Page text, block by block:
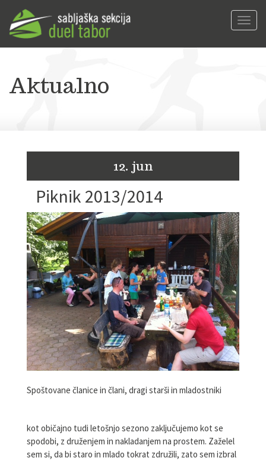
Aktualno
12. jun
Piknik 2013/2014
Spoštovane članice in člani, dragi starši in mladostniki
kot običajno tudi letošnjo sezono zaključujemo kot se
spodobi, z druženjem in nakladanjem na prostem. Zaželel
sem si, da bi staro in mlado tokrat združili, zato sem izbral